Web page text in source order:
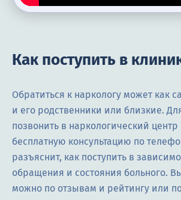
Как поступить в
Обратиться к наркологу может как
и его родственники или близкие.
позвонить в наркологический центр
бесплатную консультацию по
разъяснит, как поступить в
обращения и состояния больного.
можно по отзывам и рейтингу или